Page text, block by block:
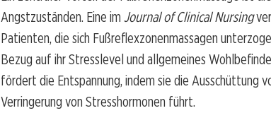
Angstzuständen. Eine im Journal of Clinical Nursing
Patienten, die sich Fußreflexzonenmassagen
Bezug auf ihr Stresslevel und allgemeines
fördert die Entspannung, indem sie die Ausschüttung
Verringerung von Stresshormonen führt.